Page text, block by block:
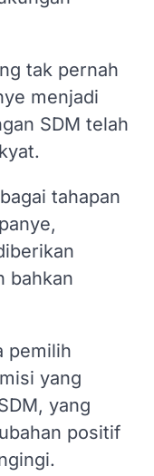
tak pernah
menjadi
SDM telah
tahapan
bahkan
pemilih
yang
yang
positif